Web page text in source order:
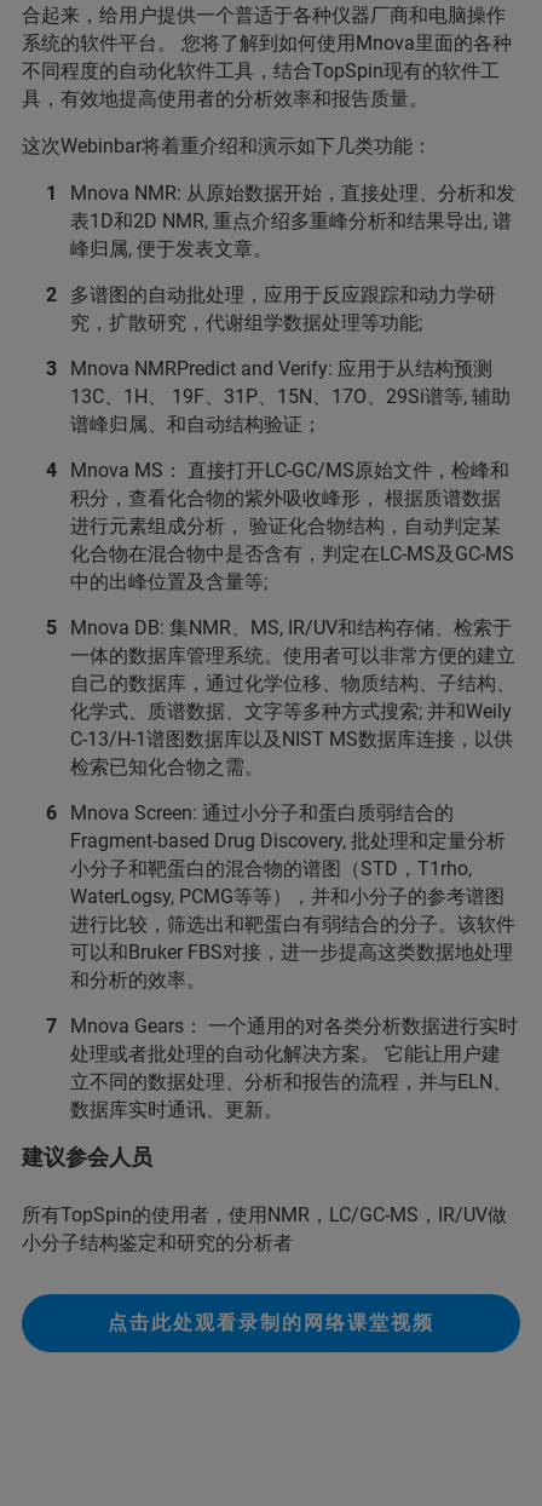
合起来，给用户提供一个普适于各种仪器厂商和电脑操作
系统的软件平台。 您将了解到如何使用Mnova里面的各种
不同程度的自动化软件工具，结合TopSpin现有的软件工
具，有效地提高使用者的分析效率和报告质量。
这次Webinbar将着重介绍和演示如下几类功能：
Mnova NMR: 从原始数据开始，直接处理、分析和发
表1D和2D NMR, 重点介绍多重峰分析和结果导出, 谱
峰归属, 便于发表文章。
多谱图的自动批处理，应用于反应跟踪和动力学研
究，扩散研究，代谢组学数据处理等功能;
Mnova NMRPredict and Verify: 应用于从结构预测
13C、1H、 19F、31P、15N、17O、29Si谱等, 辅助
谱峰归属、和自动结构验证；
Mnova MS： 直接打开LC-GC/MS原始文件，检峰和
积分，查看化合物的紫外吸收峰形， 根据质谱数据
进行元素组成分析， 验证化合物结构，自动判定某
化合物在混合物中是否含有，判定在LC-MS及GC-MS
中的出峰位置及含量等;
Mnova DB: 集NMR、MS, IR/UV和结构存储、检索于
一体的数据库管理系统。使用者可以非常方便的建立
自己的数据库，通过化学位移、物质结构、子结构、
化学式、质谱数据、文字等多种方式搜索; 并和Weily
C-13/H-1谱图数据库以及NIST MS数据库连接，以供
检索已知化合物之需。
Mnova Screen: 通过小分子和蛋白质弱结合的
Fragment-based Drug Discovery, 批处理和定量分析
小分子和靶蛋白的混合物的谱图（STD，T1rho,
WaterLogsy, PCMG等等），并和小分子的参考谱图
进行比较，筛选出和靶蛋白有弱结合的分子。该软件
可以和Bruker FBS对接，进一步提高这类数据地处理
和分析的效率。
Mnova Gears： 一个通用的对各类分析数据进行实时
处理或者批处理的自动化解决方案。 它能让用户建
立不同的数据处理、分析和报告的流程，并与ELN、
数据库实时通讯、更新。
建议参会人员
所有TopSpin的使用者，使用NMR，LC/GC-MS，IR/UV做
小分子结构鉴定和研究的分析者
点击此处观看录制的网络课堂视频